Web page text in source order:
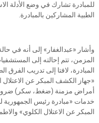
للمبادرة تشارك في وضع الأدلة
الطبية المشاركين بالمبادرة.
وأشار «عبدالغفار» إلى أنه في
المزمن، تتم إحالته إلى
المبادرة، لافتا إلى تدريب الفرق
«جهاز الكشف المبكر عن الاعتلال
أمراض مزمنة (ضغط، سكر) ضرورة
خدمات «مبادرة رئيس
المبكر عن الاعتلال الكلوي»